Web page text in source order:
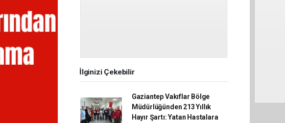
İlginizi Çekebilir
Gaziantep Vakıflar Bölge
Müdürlüğünden 213 Yıllık
Hayır Şartı: Yatan Hastalara